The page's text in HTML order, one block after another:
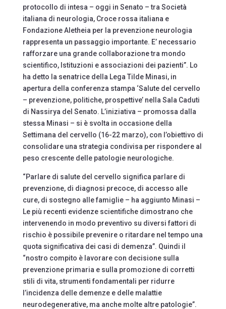
protocollo di intesa – oggi in Senato – tra Società
italiana di neurologia, Croce rossa italiana e
Fondazione Aletheia per la prevenzione neurologia
rappresenta un passaggio importante. E’ necessario
rafforzare una grande collaborazione tra mondo
scientifico, Istituzioni e associazioni dei pazienti”. Lo
ha detto la senatrice della Lega Tilde Minasi, in
apertura della conferenza stampa ‘Salute del cervello
– prevenzione, politiche, prospettive’ nella Sala Caduti
di Nassirya del Senato. L’iniziativa – promossa dalla
stessa Minasi – si è svolta in occasione della
Settimana del cervello (16-22 marzo), con l’obiettivo di
consolidare una strategia condivisa per rispondere al
peso crescente delle patologie neurologiche.
“Parlare di salute del cervello significa parlare di
prevenzione, di diagnosi precoce, di accesso alle
cure, di sostegno alle famiglie – ha aggiunto Minasi –
Le più recenti evidenze scientifiche dimostrano che
intervenendo in modo preventivo su diversi fattori di
rischio è possibile prevenire o ritardare nel tempo una
quota significativa dei casi di demenza”. Quindi il
“nostro compito è lavorare con decisione sulla
prevenzione primaria e sulla promozione di corretti
stili di vita, strumenti fondamentali per ridurre
l’incidenza delle demenze e delle malattie
neurodegenerative, ma anche molte altre patologie”.